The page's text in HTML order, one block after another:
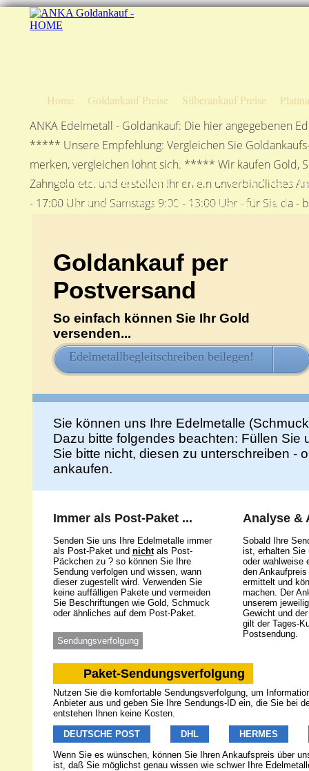
Home Goldankauf Preise Silberankauf Preise
ANKA Edelmetall - Goldankauf: Die hier angegebenen
***** Unsere Empfehlung: Vergleichen Sie
merken, vergleichen lohnt sich. ***** Wir kaufen Gold,
Zahngold etc. und erstellen Ihnen ein unverbindliches
- 17:00 Uhr und Samstags 9:00 - 13:00 Uhr - für Sie
Goldankauf per
ANKA Edelmetallhandelsgesellschaft mbH
Goldankauf per
Postversand
So einfach können Sie Ihr Gold
versenden...
Sie können uns Ihre Edelmetalle
Dazu bitte folgendes beachten: Füllen Sie
Sie bitte nicht, diesen zu unterschreiben -
ankaufen.
Immer als Post-Paket ...
Senden Sie uns Ihre Edelmetalle immer
als Post-Paket und nichtals Post-
Päckchen zu ? so können Sie Ihre
Sendung verfolgen und wissen, wann
dieser zugestellt wird. Verwenden Sie
keine auffälligen Pakete und vermeiden
Sie Beschriftungen wie Gold, Schmuck
oder ähnliches auf dem Post-Paket.
Sendungsverfolgung
Analyse &
Sobald Ihre
ist, erhalten Sie
oder wahlweise
den
ermittelt und
machen. Der
unserem
Gewicht und
gilt der Tages-
Postsendung.
Paket-Sendungsverfolgung
Nutzen Sie die komfortable Sendungsverfolgung, um
Anbieter aus und geben Sie Ihre Sendungs-ID ein, die Sie bei
entstehen Ihnen keine Kosten.
DEUTSCHE POST
DHL
HERMES
Wenn Sie es wünschen, können Sie Ihren Ankaufspreis über
ist, daß Sie möglichst genau wissen wie schwer Ihre
Edelmetallbegleitschreiben beilegen!